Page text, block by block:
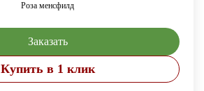
Роза менсфилд
Заказать
Купить в 1 клик